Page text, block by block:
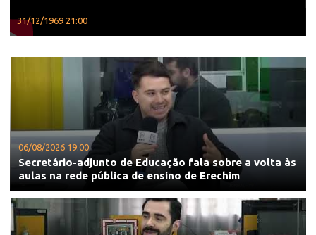
31/12/1969 21:00
06/08/2026 19:00
Secretário-adjunto de Educação fala sobre a volta às
aulas na rede pública de ensino de Erechim